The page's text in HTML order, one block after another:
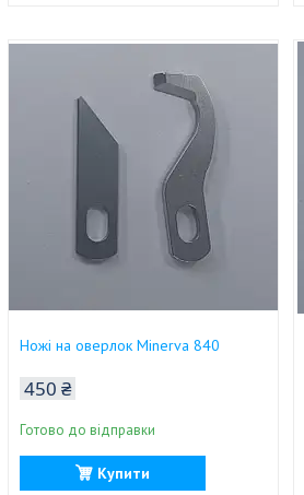
Ножі на оверлок Minerva 840
450 ₴
Готово до відправки
Купити